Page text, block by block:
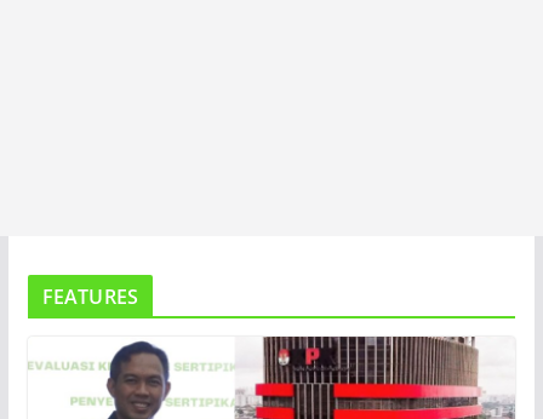
FEATURES